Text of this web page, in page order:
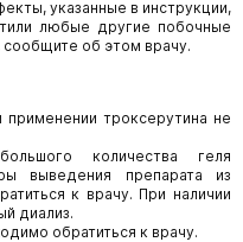
указанные в инструкции,
любые другие побочные
сообщите об этом врачу.
троксерутина не
количества геля
выведения препарата из
к врачу. При наличии
диализ.
обратиться к врачу.